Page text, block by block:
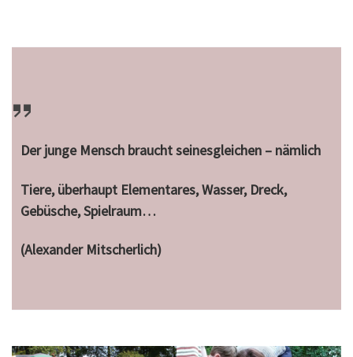
Der junge Mensch braucht seinesgleichen – nämlich
Tiere, überhaupt Elementares, Wasser, Dreck,
Gebüsche, Spielraum…
(Alexander Mitscherlich)